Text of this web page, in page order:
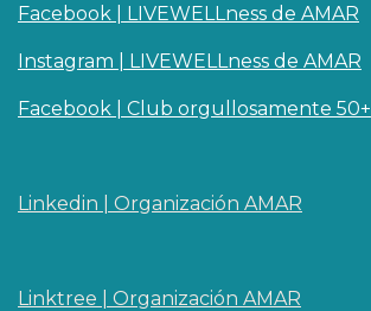
Facebook | LIVEWELLness de AMAR
Instagram | LIVEWELLness de AMAR
Facebook | Club orgullosamente 50+
Linkedin | O​rganización AMAR
Linktree | Organización AMAR